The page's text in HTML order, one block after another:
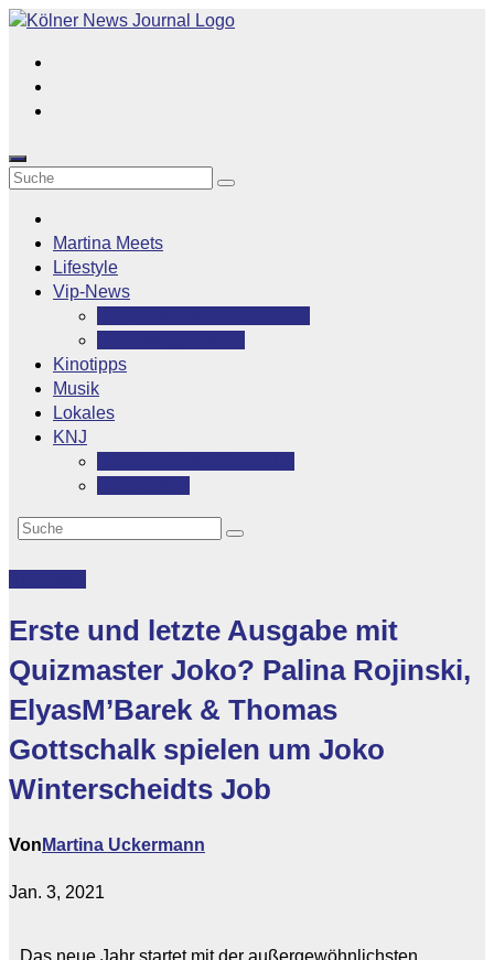
Zum
springen
Martina Meets
Lifestyle
Vip-News
Kinotipps
Musik
Lokales
KNJ
Erste und letzte Ausgabe mit
Quizmaster Joko? Palina Rojinski,
ElyasM’Barek & Thomas
Gottschalk spielen um Joko
Winterscheidts Job
Von Martina Uckermann
Jan. 3, 2021
Das neue Jahr startet mit der außergewöhnlichsten